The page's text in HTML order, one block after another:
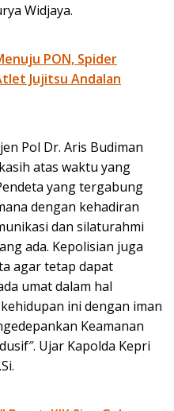
Widjaya.
PON, Spider
Jujitsu Andalan
Pol Dr. Aris Budiman
atas waktu yang
yang tergabung
dengan kehadiran
dan silaturahmi
ada. Kepolisian juga
agar tetap dapat
umat dalam hal
ini dengan iman
Keamanan
Ujar Kapolda Kepri